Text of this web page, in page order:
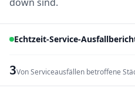
Echtzeit-Service-
3Von Serviceausfällen betroffene